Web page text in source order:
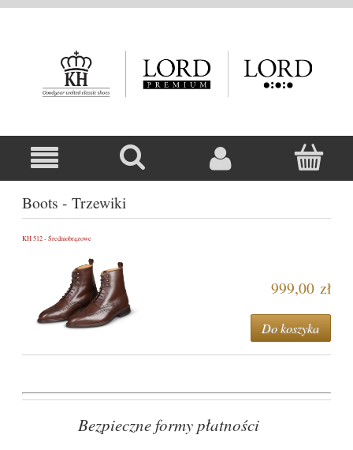
Boots - Trzewiki
KH 512 - Średniobrązowe
999,00 zł
Do koszyka
Bezpieczne formy płatności